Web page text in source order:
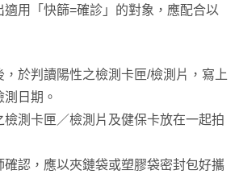
用「快篩=確診」的對象，應配合以
，於判讀陽性之檢測卡匣/檢測片，寫上
日期。
檢測卡匣／檢測片及健保卡放在一起拍
確認，應以夾鏈袋或塑膠袋密封包好攜